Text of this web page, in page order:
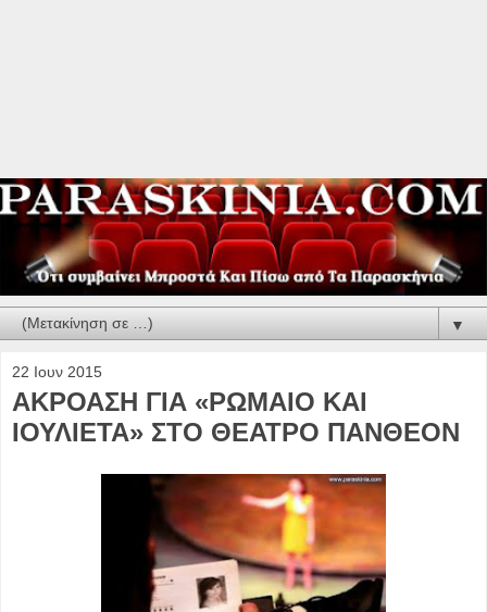
▼
22 Ιουν 2015
ΑΚΡΟΑΣΗ ΓΙΑ «ΡΩΜΑΙΟ ΚΑΙ
ΙΟΥΛΙΕΤΑ» ΣΤΟ ΘΕΑΤΡΟ ΠΑΝΘΕΟΝ